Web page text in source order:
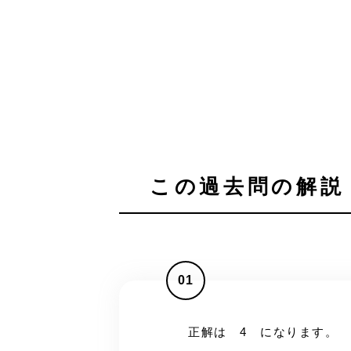
この過去問の解
01
正解は 4 になります。